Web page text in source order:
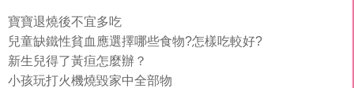
寶寶退燒後不宜多吃
兒童缺鐵性貧血應選擇哪些食物?怎樣吃較好?
新生兒得了黃疸怎麼辦？
小孩玩打火機燒毀家中全部物